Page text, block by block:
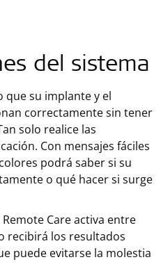
del sistema
que su implante y el
correctamente sin tener
solo realice las
Con mensajes fáciles
podrá saber si su
o qué hacer si surge
Care activa entre
recibirá los resultados
puede evitarse la molestia